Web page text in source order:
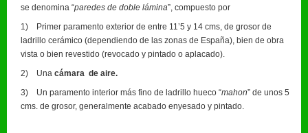
se denomina “paredes de doble lámina”, compuesto por
1) Primer paramento exterior de entre 11’5 y 14 cms, de grosor de
ladrillo cerámico (dependiendo de las zonas de España), bien de obra
vista o bien revestido (revocado y pintado o aplacado).
2) Una cámara de aire.
3) Un paramento interior más fino de ladrillo hueco “mahon” de unos 5
cms. de grosor, generalmente acabado enyesado y pintado.